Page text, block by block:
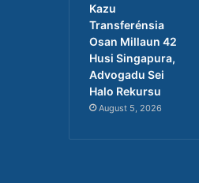
Kazu
Transferénsia
Osan Millaun 42
Husi Singapura,
Advogadu Sei
Halo Rekursu
August 5, 2026